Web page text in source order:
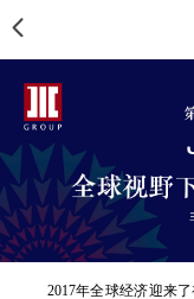
2017年全球经济迎来了